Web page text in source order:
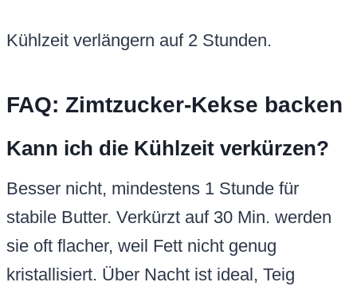
Kühlzeit verlängern auf 2 Stunden.
FAQ: Zimtzucker-Kekse backen
Kann ich die Kühlzeit verkürzen?
Besser nicht, mindestens 1 Stunde für
stabile Butter. Verkürzt auf 30 Min. werden
sie oft flacher, weil Fett nicht genug
kristallisiert. Über Nacht ist ideal, Teig